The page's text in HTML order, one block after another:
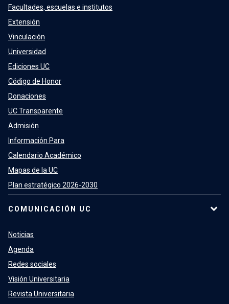
Facultades, escuelas e institutos
Extensión
Vinculación
Universidad
Ediciones UC
Código de Honor
Donaciones
UC Transparente
Admisión
Información Para
Calendario Académico
Mapas de la UC
Plan estratégico 2026-2030
COMUNICACIÓN UC
Noticias
Agenda
Redes sociales
Visión Universitaria
Revista Universitaria